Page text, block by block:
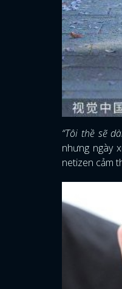
“Tôi thề sẽ
nhưng ngày
netizen cảm